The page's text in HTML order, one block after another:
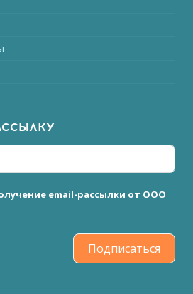
email-рассылки от ООО
Подписаться